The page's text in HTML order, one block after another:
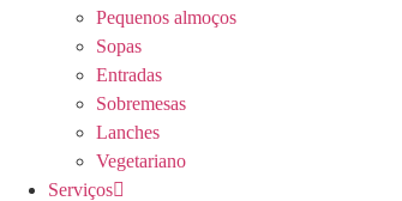
Pequenos almoços
Sopas
Entradas
Sobremesas
Lanches
Vegetariano
Serviços